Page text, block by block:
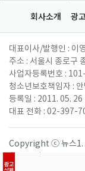
광고
회사소개 광
대표이사/발행인 : 이
주소 : 서울시 종로구
사업자등록번호 :
청소년보호책임자 :
등록일 : 2011. 05. 26
대표 전화 : 02-397-
Copyright ⓒ 뉴스1.
활용 금지.